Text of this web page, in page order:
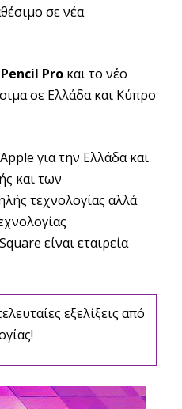
σε νέα
Pencil Pro και το νέο
σε Ελλάδα και Κύπρο
για την Ελλάδα και
και των
τεχνολογίας αλλά
είναι εταιρεία
εξελίξεις από